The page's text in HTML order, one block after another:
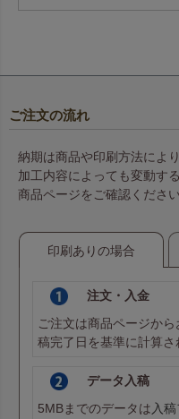
ご注文の流れ
納期は商品や印刷方法によ
加工内容によっても変動す
商品ページをご確認ください
印刷ありの場合
注文・入金
ご注文は商品ページか
稿完了日を基準に計算さ
データ入稿
5MBまでのデータは 入